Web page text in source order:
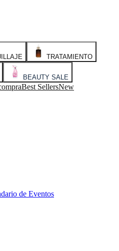
TRATAMIENTO
BEAUTY SALE
Best SellersNew
de Eventos